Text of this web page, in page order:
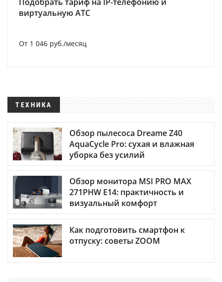
виртуальную АТС
От 1 046 руб./месяц
ТЕХНИКА
Обзор пылесоса Dreame Z40
AquaCycle Pro: сухая и влажная
уборка без усилий
Обзор монитора MSI PRO MAX
271PHW E14: практичность и
визуальный комфорт
Как подготовить смартфон к
отпуску: советы ZOOM